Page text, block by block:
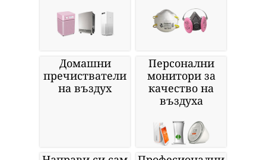
Домашни
пречистватели
на въздух
Персонални
монитори за
качество на
въздуха